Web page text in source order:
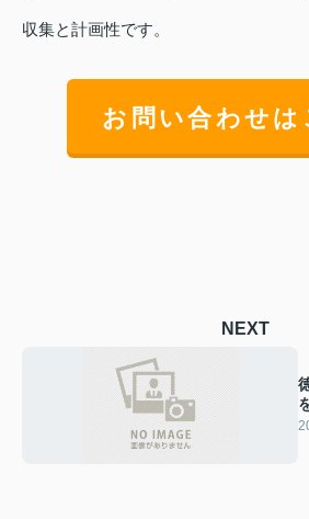
収集と計画性です。
お問い合わせは
NEXT